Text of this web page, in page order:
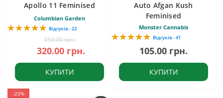
Apollo 11 Feminised
Columbian Garden
Відгуків - 22
350.00 грн.
320.00 грн.
КУПИТИ
Auto Afgan Kush
Feminised
Monster Cannabis
Відгуків - 41
105.00 грн.
КУПИТИ
-23%